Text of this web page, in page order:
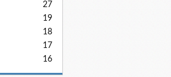
27
19
18
17
16